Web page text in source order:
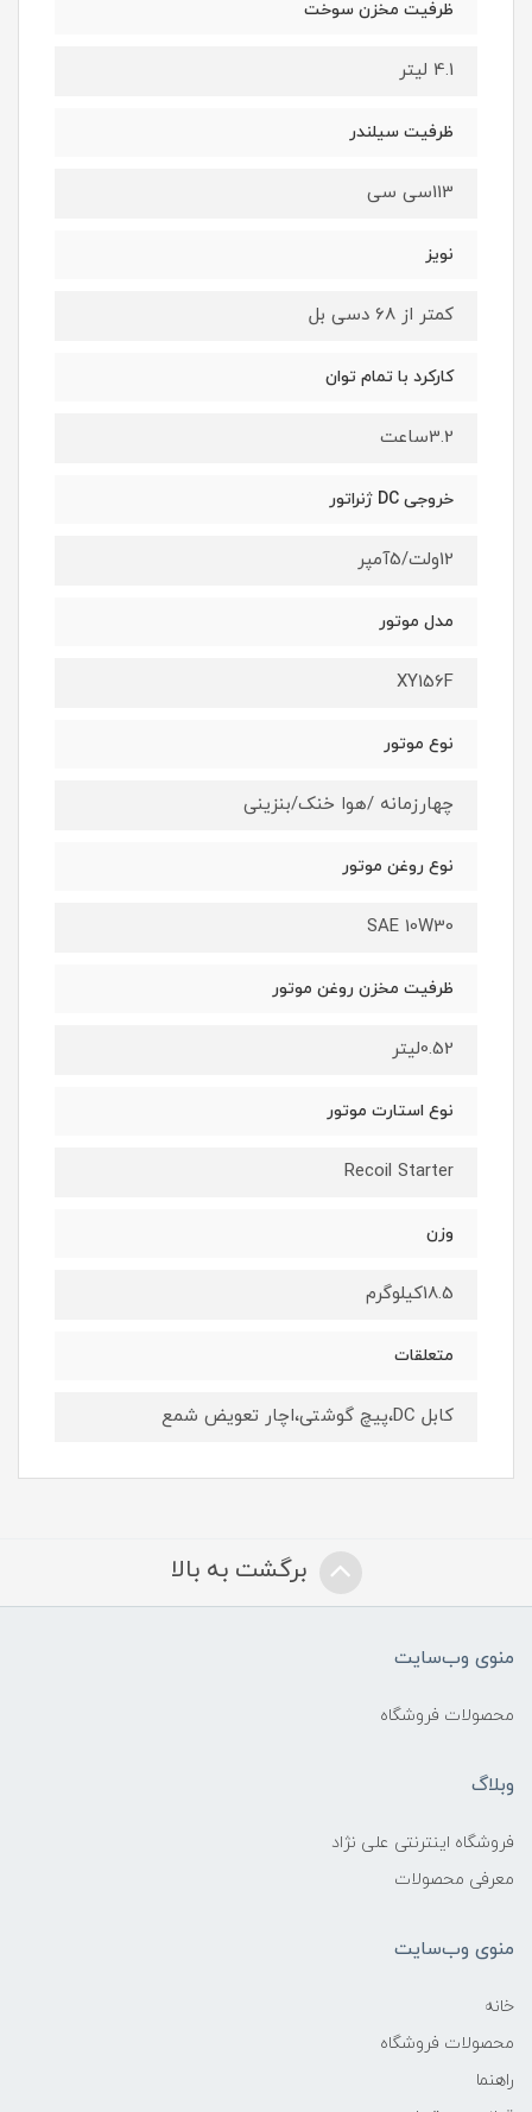
ظرفیت مخزن سوخت
4.1 لیتر
ظرفیت سیلندر
113سی سی
نویز
کمتر از 68 دسی بل
کارکرد با تمام توان
3.2ساعت
خروجی DC ژنراتور
12ولت/5آمپر
مدل موتور
XY156F
نوع موتور
چهارزمانه /هوا خنک/بنزینی
نوع روغن موتور
SAE 10W30
ظرفیت مخزن روغن موتور
0.52لیتر
نوع استارت موتور
Recoil Starter
وزن
18.5کیلوگرم
متعلقات
کابل DC،پیچ گوشتی،اچار تعویض شمع
برگشت به بالا
منوی وب‌سایت
محصولات فروشگاه
وبلاگ
فروشگاه اینترنتی علی نژاد
معرفی محصولات
منوی وب‌سایت
خانه
محصولات فروشگاه
راهنما